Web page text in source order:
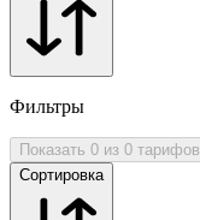
Фильтры
Показать 0 из 0 тарифов
Сортировка